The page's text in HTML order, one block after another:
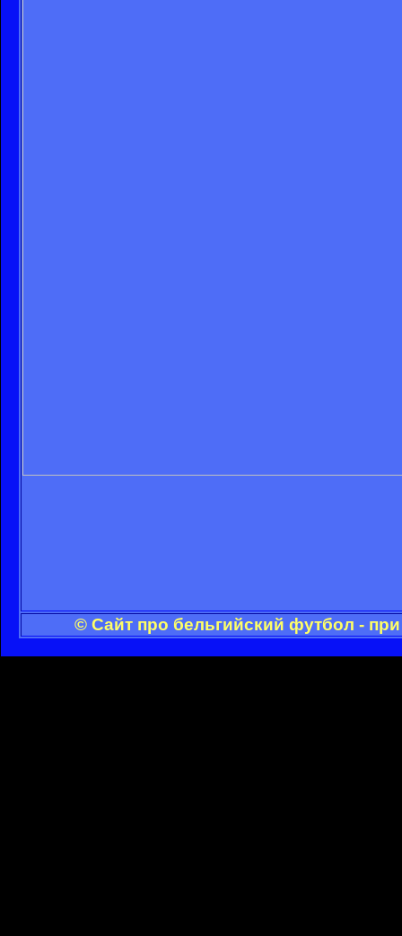
© Сайт про бельгийский футбол -